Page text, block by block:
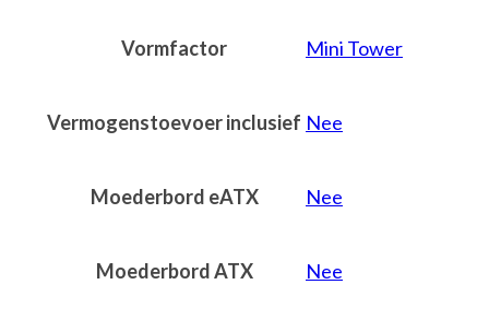
Vormfactor Mini Tower
Vermogenstoevoer inclusief Nee
Moederbord eATX Nee
Moederbord ATX Nee